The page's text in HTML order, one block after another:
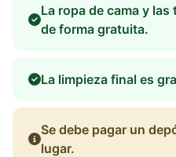
La ropa de cama y
de forma gratuita.
La limpieza final es
Se debe pagar un
lugar.